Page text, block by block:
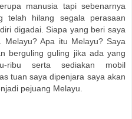
manusia tapi sebenarnya
telah hilang segala perasaan
digadai. Siapa yang beri saya
Apa itu Melayu? Saya
berguling guling jika ada yang
ribu serta sediakan mobil
tuan saya dipenjara saya akan
pejuang Melayu.